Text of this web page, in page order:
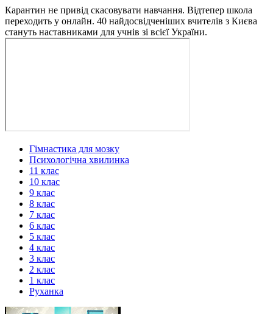
Карантин не привід скасовувати навчання. Відтепер школа
переходить у онлайн. 40 найдосвідченіших вчителів з Києва
стануть наставниками для учнів зі всієї України.
Гімнастика для мозку
Психологічна хвилинка
11 клас
10 клас
9 клас
8 клас
7 клас
6 клас
5 клас
4 клас
3 клас
2 клас
1 клас
Руханка